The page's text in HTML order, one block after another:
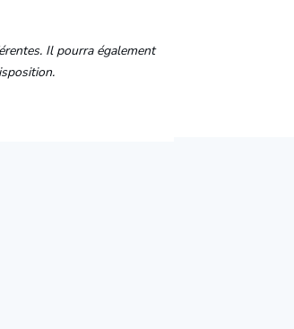
Il pourra également